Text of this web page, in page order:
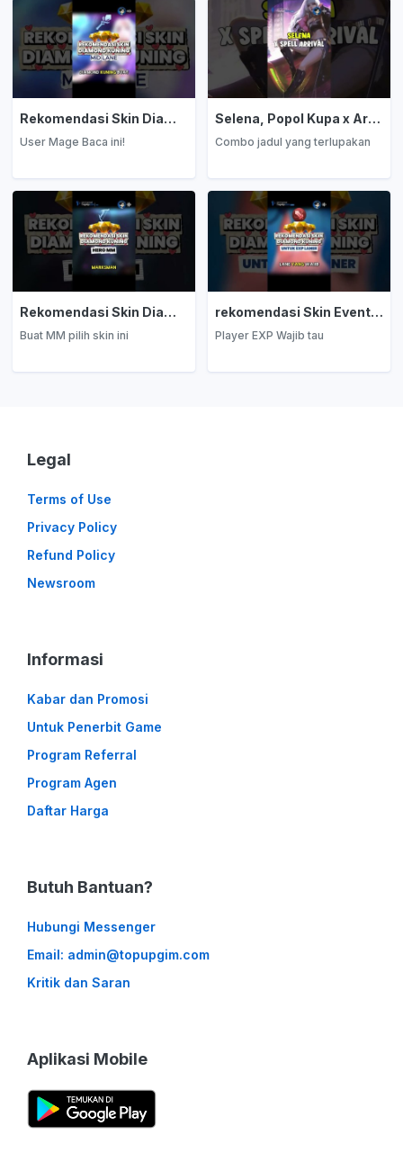
Rekomendasi Skin Diamond Kuning: Mage
User Mage Baca ini!
Selena, Popol Kupa x Arrival
Combo jadul yang terlupakan
Rekomendasi Skin Diamond Kuning: Marksman
Buat MM pilih skin ini
rekomendasi Skin Event Diamond Kuning: EXP Laner
Player EXP Wajib tau
Legal
Terms of Use
Privacy Policy
Refund Policy
Newsroom
Informasi
Kabar dan Promosi
Untuk Penerbit Game
Program Referral
Program Agen
Daftar Harga
Butuh Bantuan?
Hubungi Messenger
Email: admin@topupgim.com
Kritik dan Saran
Aplikasi Mobile